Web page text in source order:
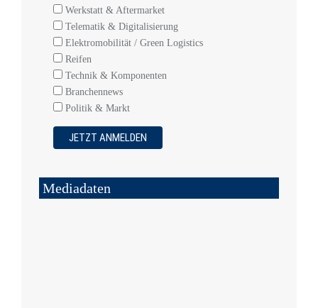
Werkstatt & Aftermarket
Telematik & Digitalisierung
Elektromobilität / Green Logistics
Reifen
Technik & Komponenten
Branchennews
Politik & Markt
Mediadaten